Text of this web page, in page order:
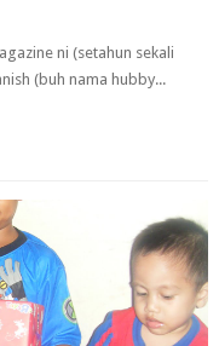
ni (setahun sekali
(buh nama hubby...